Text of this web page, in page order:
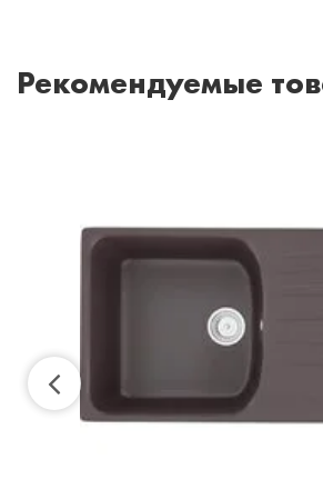
Рекомендуемые